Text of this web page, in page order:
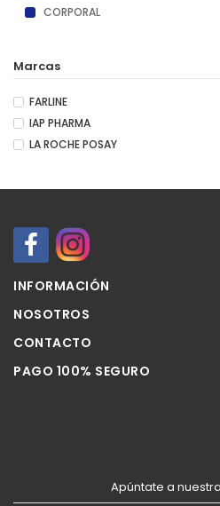
CORPORAL
Marcas
FARLINE
IAP PHARMA
LA ROCHE POSAY
INFORMACIÓN
NOSOTROS
CONTACTO
PAGO 100% SEGURO
Apúntate a